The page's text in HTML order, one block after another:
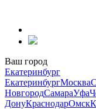
содержанию
Ваш город
Екатеринбург
ЕкатеринбургМосква
НовгородСамараУфа
ДонуКраснодарОмск